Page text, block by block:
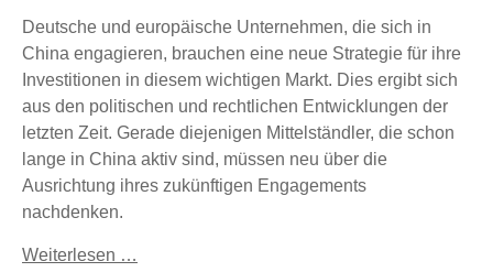
Deutsche und europäische Unternehmen, die sich in
China engagieren, brauchen eine neue Strategie für ihre
Investitionen in diesem wichtigen Markt. Dies ergibt sich
aus den politischen und rechtlichen Entwicklungen der
letzten Zeit. Gerade diejenigen Mittelständler, die schon
lange in China aktiv sind, müssen neu über die
Ausrichtung ihres zukünftigen Engagements
nachdenken.
Weiterlesen …